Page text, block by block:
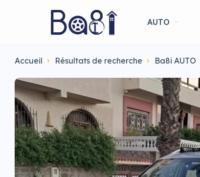
AUTO
Accueil Résultats de recherche Ba8i AUTO